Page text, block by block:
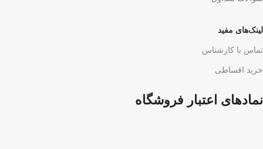
لینک‌های مفید
تماس با کارشناس
خرید اقساطی
نمادهای اعتبار فروشگاه